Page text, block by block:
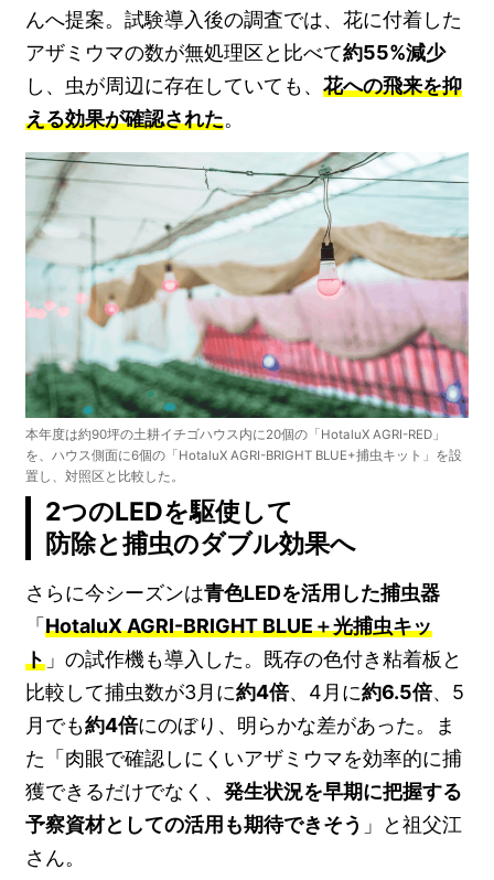
んへ提案。試験導入後の調査では、花に付着した
アザミウマの数が無処理区と比べて約55%減少
し、虫が周辺に存在していても、花への飛来を抑
える効果が確認された。
本年度は約90坪の土耕イチゴハウス内に20個の「HotaluX AGRI-RED」
を、ハウス側面に6個の「HotaluX AGRI-BRIGHT BLUE+捕虫キット」を設
置し、対照区と比較した。
2つのLEDを駆使して
防除と捕虫のダブル効果へ
さらに今シーズンは青色LEDを活用した捕虫器
「HotaluX AGRI-BRIGHT BLUE＋光捕虫キッ
ト 」の試作機も導入した。既存の色付き粘着板と
比較して捕虫数が3月に約4倍、4月に約6.5倍、5
月でも約4倍にのぼり、明らかな差があった。ま
た「肉眼で確認しにくいアザミウマを効率的に捕
獲できるだけでなく、発生状況を早期に把握する
予察資材としての活用も期待できそう 」と祖父江
さん。